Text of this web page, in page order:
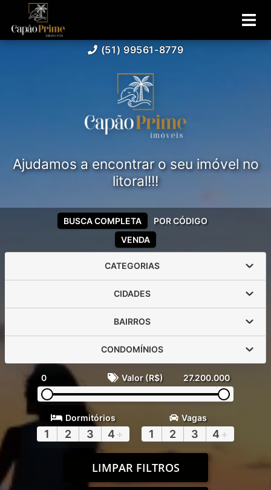
(51) 99561-8779
Ajudamos a encontrar o seu imóvel no
litoral!!!
VENDA
BUSCA COMPLETA POR CÓDIGO
CATEGORIAS
CIDADES
BAIRROS
CONDOMÍNIOS
0 Valor (R$) 27.200.000
Dormitórios
1 2 3 4 +
Vagas
1 2 3 4 +
LIMPAR FILTROS